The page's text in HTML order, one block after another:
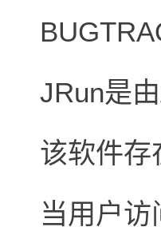
JRun是
该软件存
当用户